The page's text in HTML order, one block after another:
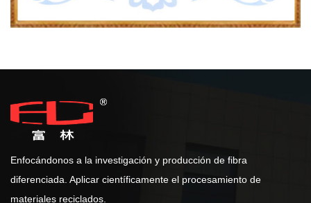
Enfocándonos a la investigación y producción de fibra
diferenciada. Aplicar científicamente el procesamiento de
materiales reciclados.